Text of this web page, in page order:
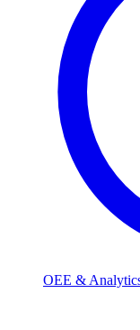
OEE &